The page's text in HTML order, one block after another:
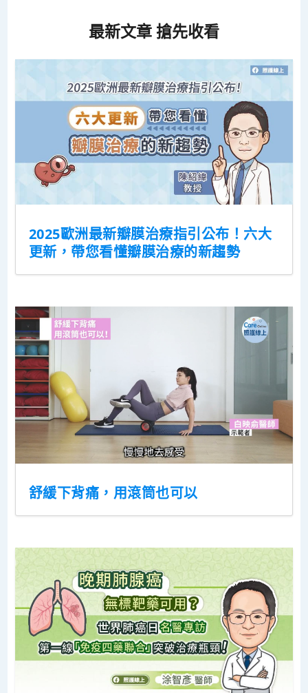
最新文章 搶先收看
2025歐洲最新瓣膜治療指引公布！六大
更新，帶您看懂瓣膜治療的新趨勢
舒緩下背痛，用滾筒也可以